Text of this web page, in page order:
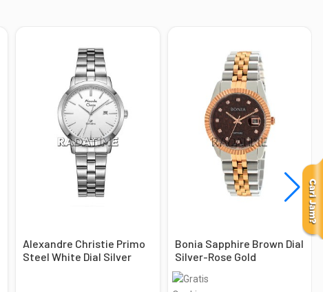
Alexandre Christie Primo
Steel White Dial Silver
Bonia Sapphire Brown Dial
Silver-Rose Gold
Stainless Steel, Case
Silver-Rose Gold